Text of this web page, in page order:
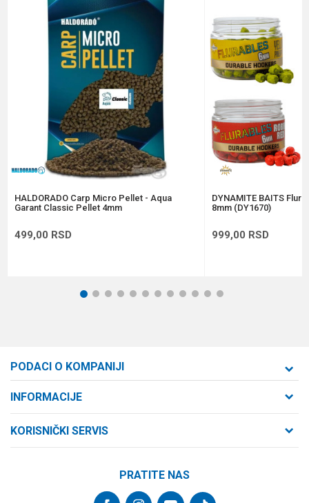
Anti-spam zaštita - izračunajte koliko je 2 + 3 :
POŠALJI
HALDORADO Carp Micro Pellet - Aqua
Garant Classic Pellet 4mm
499,00 RSD
DYNAMITE BAITS
8mm (DY1670)
999,00 RSD
1 2 3 4 5 6 7 8 9 101112
PODACI O KOMPANIJI
Cara Dušana 47
INFORMACIJE
KORISNIČKI SERVIS
PRATITE NAS